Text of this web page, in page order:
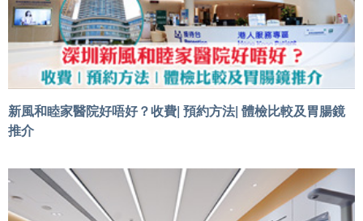
新風和睦家醫院好唔好？收費| 預約方法| 體檢比較及胃腸鏡
推介